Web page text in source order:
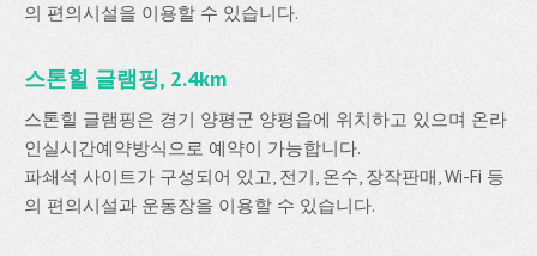
의 편의시설을 이용할 수 있습니다.
스톤힐 글램핑, 2.4km
스톤힐 글램핑은 경기 양평군 양평읍에 위치하고 있으며 온라
인실시간예약방식으로 예약이 가능합니다.
파쇄석 사이트가 구성되어 있고, 전기, 온수, 장작판매, Wi-Fi 등
의 편의시설과 운동장을 이용할 수 있습니다.